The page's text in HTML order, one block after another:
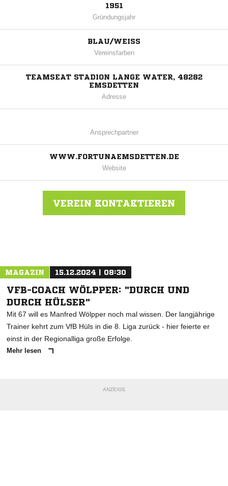
1951
Gründungsjahr
BLAU/WEISS
Vereinsfarben
TEAMSEAT STADION LANGE WATER, 48282
EMSDETTEN
Adresse
Ansprechpartner
WWW.FORTUNAEMSDETTEN.DE
Website
VEREIN KONTAKTIEREN
MAGAZIN 15.12.2024 | 08:30
VFB-COACH WÖLPPER: "DURCH UND
DURCH HÜLSER"
Mit 67 will es Manfred Wölpper noch mal wissen. Der langjährige
Trainer kehrt zum VfB Hüls in die 8. Liga zurück - hier feierte er
einst in der Regionalliga große Erfolge.
Mehr lesen
ANZEIGE